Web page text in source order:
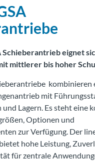
Schieberantrieb eignet
mittlerer bis hoher
kombinieren
mit
Lagern. Es steht eine
Optionen und
zur Verfügung. Der
hohe Leistung,
für zentrale